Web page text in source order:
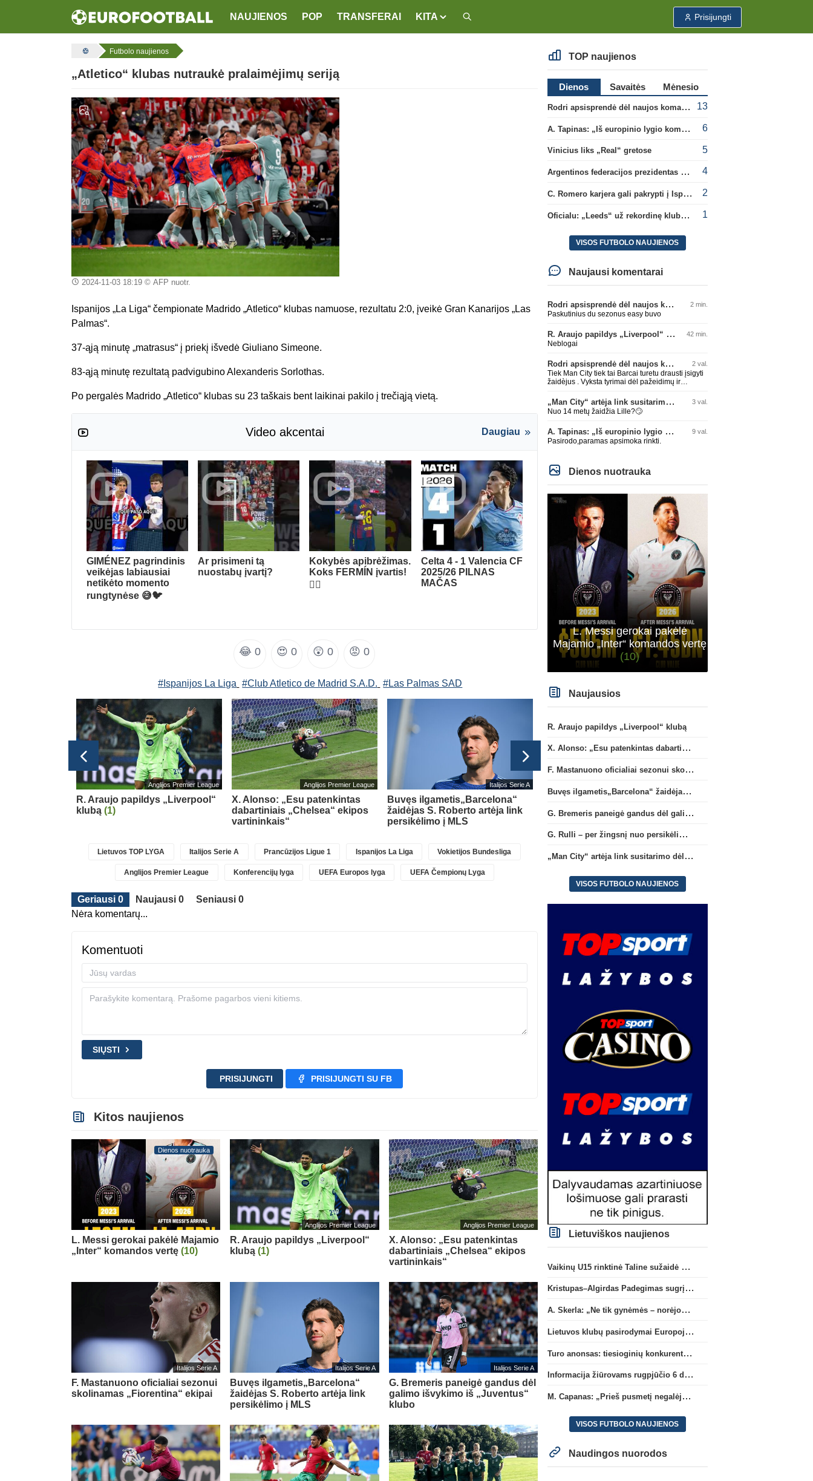
NAUJIENOS POP TRANSFERAI KITA Prisijungti
Futbolo naujienos
„Atletico“ klubas nutraukė pralaimėjimų seriją
2024-11-03 18:19© AFP nuotr.
Ispanijos „La Liga“ čempionate Madrido „Atletico“ klubas namuose, rezultatu 2:0, įveikė Gran Kanarijos „Las
Palmas“.
37-ąją minutę „matrasus“ į priekį išvedė Giuliano Simeone.
83-ąją minutę rezultatą padvigubino Alexanderis Sorlothas.
Po pergalės Madrido „Atletico“ klubas su 23 taškais bent laikinai pakilo į trečiąją vietą.
Video akcentai Daugiau
GIMÉNEZ pagrindinis
veikėjas labiausiai
netikėto momento
rungtynėse 😅🐦
Ar prisimeni tą
nuostabų įvartį?
Kokybės apibrėžimas.
Koks FERMÍN įvartis!
😮‍💨
Celta 4 - 1 Valencia CF
2025/26 PILNAS
MAČAS
😂 0 😍 0 😲 0 😡 0
#Ispanijos La Liga #Club Atletico de Madrid S.A.D. #Las Palmas SAD
Anglijos Premier League
R. Araujo papildys „Liverpool“
klubą (1)
Anglijos Premier League
X. Alonso: „Esu patenkintas
dabartiniais „Chelsea“ ekipos
vartininkais“
Italijos Serie A
Buvęs ilgametis„Barcelona“
žaidėjas S. Roberto artėja link
persikėlimo į MLS
G. Bremeris paneigė gandus
dėl galimo išvykimo iš
„Juventus“ klubo
Lietuvos TOP LYGA Italijos Serie A Prancūzijos Ligue 1 Ispanijos La Liga Vokietijos Bundesliga
Anglijos Premier League Konferencijų lyga UEFA Europos lyga UEFA Čempionų Lyga
Geriausi 0 Naujausi 0
Seniausi 0
Nėra komentarų...
Komentuoti
SIŲSTI
PRISIJUNGTI PRISIJUNGTI SU FB
Kitos naujienos
Dienos nuotrauka
L. Messi gerokai pakėlė Majamio
„Inter“ komandos vertę (10)
Anglijos Premier League
R. Araujo papildys „Liverpool“
klubą(1)
Anglijos Premier League
X. Alonso: „Esu patenkintas
dabartiniais „Chelsea“ ekipos
vartininkais“
Italijos Serie A
F. Mastanuono oficialiai sezonui
skolinamas „Fiorentina“ ekipai
Italijos Serie A
Buvęs ilgametis„Barcelona“
žaidėjas S. Roberto artėja link
persikėlimo į MLS
Italijos Serie A
G. Bremeris paneigė gandus dėl
galimo išvykimo iš „Juventus“
klubo
TOP naujienos
Dienos Savaitės
Mėnesio
Rodri apsisprendė dėl naujos komandos
13
A. Tapinas: „Iš europinio lygio komandos gavom gerų pamokų“ 6
Vinicius liks „Real“ gretose 5
Argentinos federacijos prezidentas C. Tapia negailėjo pagyrų G. Infantino 4
C. Romero karjera gali pakrypti į Ispaniją 2
Oficialu: „Leeds“ už rekordinę klubui sumą įsigijo Anglijos rinktinės vartininką 1
VISOS FUTBOLO NAUJIENOS
Naujausi komentarai
Rodri apsisprendė dėl naujos komandos 2 min.
Paskutinius du sezonus easy buvo
R. Araujo papildys „Liverpool“ klubą 42 min.
Neblogai
Rodri apsisprendė dėl naujos komandos 2 val.
Tiek Man City tiek tai Barcai turetu drausti įsigyti
žaidèjus . Vyksta tyrimai dėl pažeidimų ir
leidžia daryti.
„Man City“ artėja link susitarimo dėl marokiečio A. Bouaddi persikėlimo 3 val.
Nuo 14 metų žaidžia Lille?🙄
A. Tapinas: „Iš europinio lygio komandos gavom gerų pamokų“ 9 val.
Pasirodo,paramas apsimoka rinkti.
Dienos nuotrauka
L. Messi gerokai pakėlė
Majamio „Inter“ komandos vertę
(10)
Naujausios
R. Araujo papildys „Liverpool“ klubą
X. Alonso: „Esu patenkintas dabartiniais „Chelsea“ ekipos vartininkais“
F. Mastanuono oficialiai sezonui skolinamas „Fiorentina“ ekipai
Buvęs ilgametis„Barcelona“ žaidėjas S. Roberto artėja link persikėlimo į MLS
G. Bremeris paneigė gandus dėl galimo išvykimo iš „Juventus“ klubo
G. Rulli – per žingsnį nuo persikėlimo į „Manchester City“ klubą
„Man City“ artėja link susitarimo dėl marokiečio A. Bouaddi persikėlimo
VISOS FUTBOLO NAUJIENOS
Lietuviškos naujienos
Vaikinų U15 rinktinė Taline sužaidė pirmąsias kontrolines rungtynes
Kristupas–Algirdas Padegimas sugrįžta į FC „Hegelmann” B sudėtį
A. Skerla: „Ne tik gynėmės – norėjome atakuoti“
Lietuvos klubų pasirodymai Europoje: patirti pralaimėjimai Kroatijos atstovams
Turo anonsas: tiesioginių konkurentų dvikova Gargžduose
Informacija žiūrovams rugpjūčio 6 d. UEFA rungtynėms
M. Capanas: „Prieš pusmetį negalėjau net įsivaizduoti, kad žaisime prieš „Hajduk“
VISOS FUTBOLO NAUJIENOS
Naudingos nuorodos